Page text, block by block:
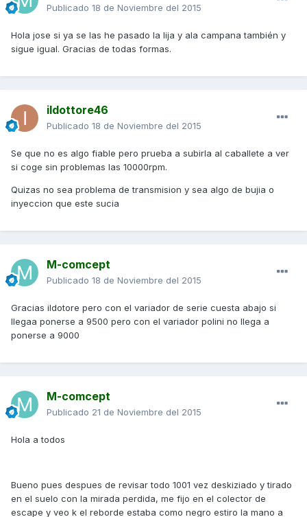
Publicado 18 de Noviembre del 2015
Hola jose si ya se las he pasado la lija y ala campana también y
sigue igual. Gracias de todas formas.
ildottore46
Publicado 18 de Noviembre del 2015
Se que no es algo fiable pero prueba a subirla al caballete a ver
si coge sin problemas las 10000rpm.
Quizas no sea problema de transmision y sea algo de bujia o
inyeccion que este sucia
M-comcept
Publicado 18 de Noviembre del 2015
Gracias ildotore pero con el variador de serie cuesta abajo si
llegaa ponerse a 9500 pero con el variador polini no llega a
ponerse a 9000
M-comcept
Publicado 21 de Noviembre del 2015
Hola a todos
Bueno pues despues de revisar todo 1001 vez deskiziado y tirado
en el suelo con la mirada perdida, me fijo en el colector de
escape y veo k el reborde estaba como negro estiro la mano a